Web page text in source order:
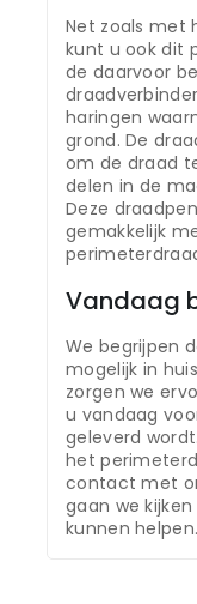
Net zoals met
kunt u ook dit
de daarvoor
haringen
grond. De
om de draad
delen in de
Deze
gemakkelijk
Vandaag
We begrijpen
mogelijk in
zorgen we
u vandaag
geleverd
het
contact met
gaan we
kunnen helpen.